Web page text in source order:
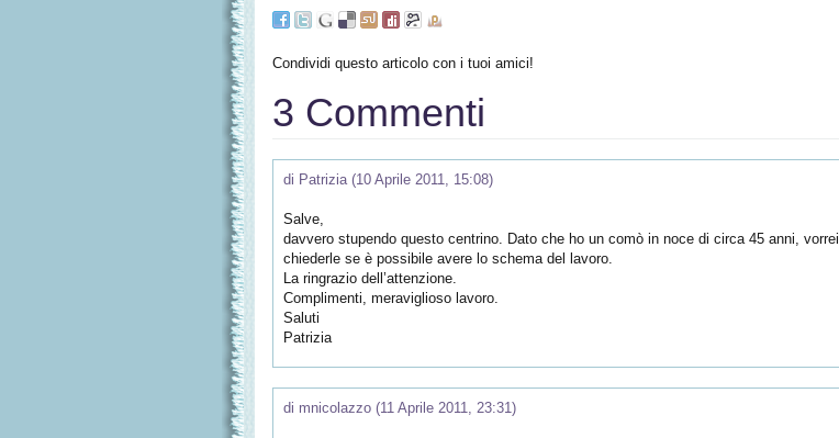
Condividi questo articolo con i tuoi amici!
3 Commenti
di Patrizia (10 Aprile 2011, 15:08)
Salve,
davvero stupendo questo centrino. Dato che ho un comò in noce di circa 45 anni, vorrei
chiederle se è possibile avere lo schema del lavoro.
La ringrazio dell’attenzione.
Complimenti, meraviglioso lavoro.
Saluti
Patrizia
di mnicolazzo (11 Aprile 2011, 23:31)